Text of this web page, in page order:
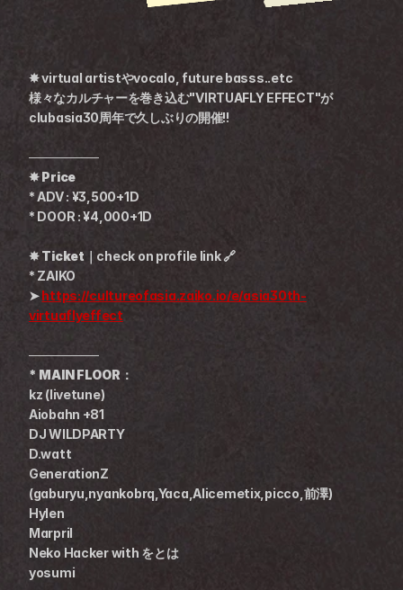
✸ virtual artistやvocalo, future basss..etc
様々なカルチャーを巻き込む"VIRTUAFLY EFFECT"が
clubasia30周年で久しぶりの開催!!
────────
✸ Price
* ADV : ¥3,500+1D
* DOOR : ¥4,000+1D
✸ Ticket｜ check on profile link 🔗
* ZAIKO
➤ https://cultureofasia.zaiko.io/e/asia30th-
virtuaflyeffect
────────
* MAIN FLOOR：
kz (livetune)
Aiobahn +81
DJ WILDPARTY
D.watt
GenerationZ
(gaburyu,nyankobrq,Yaca,Alicemetix,picco,前澤)
Hylen
Marpril
Neko Hacker with をとは
yosumi